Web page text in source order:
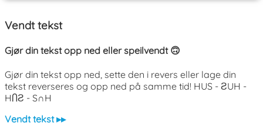
Vendt tekst
Gjør din tekst opp ned eller speilvendt 🙃
Gjør din tekst opp ned, sette den i revers eller lage din
tekst reverseres og opp ned på samme tid! HUS - ƧUH -
HႶƧ - S∩H
Vendt tekst ▸▸